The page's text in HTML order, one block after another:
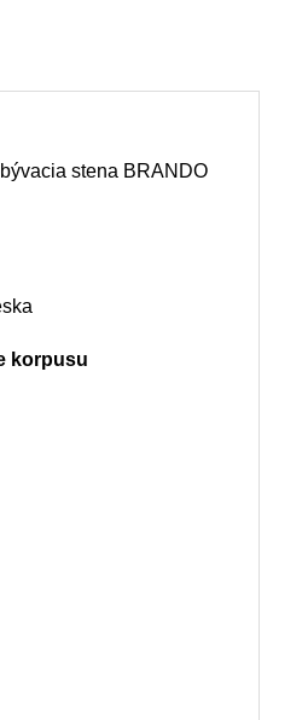
stena BRANDO
korpusu